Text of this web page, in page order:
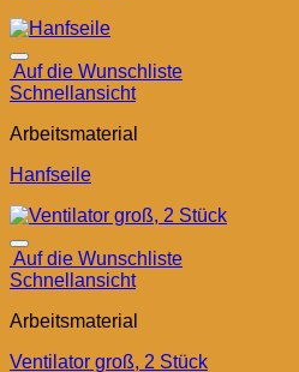
Auf die Wunschliste
Schnellansicht
Arbeitsmaterial
Hanfseile
Auf die Wunschliste
Schnellansicht
Arbeitsmaterial
Ventilator groß, 2 Stück